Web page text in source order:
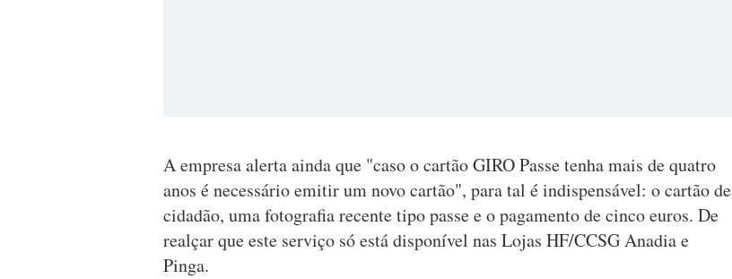
A empresa alerta ainda que "caso o cartão GIRO Passe tenha mais de quatro
anos é necessário emitir um novo cartão", para tal é indispensável: o cartão de
cidadão, uma fotografia recente tipo passe e o pagamento de cinco euros. De
realçar que este serviço só está disponível nas Lojas HF/CCSG Anadia e
Pinga.